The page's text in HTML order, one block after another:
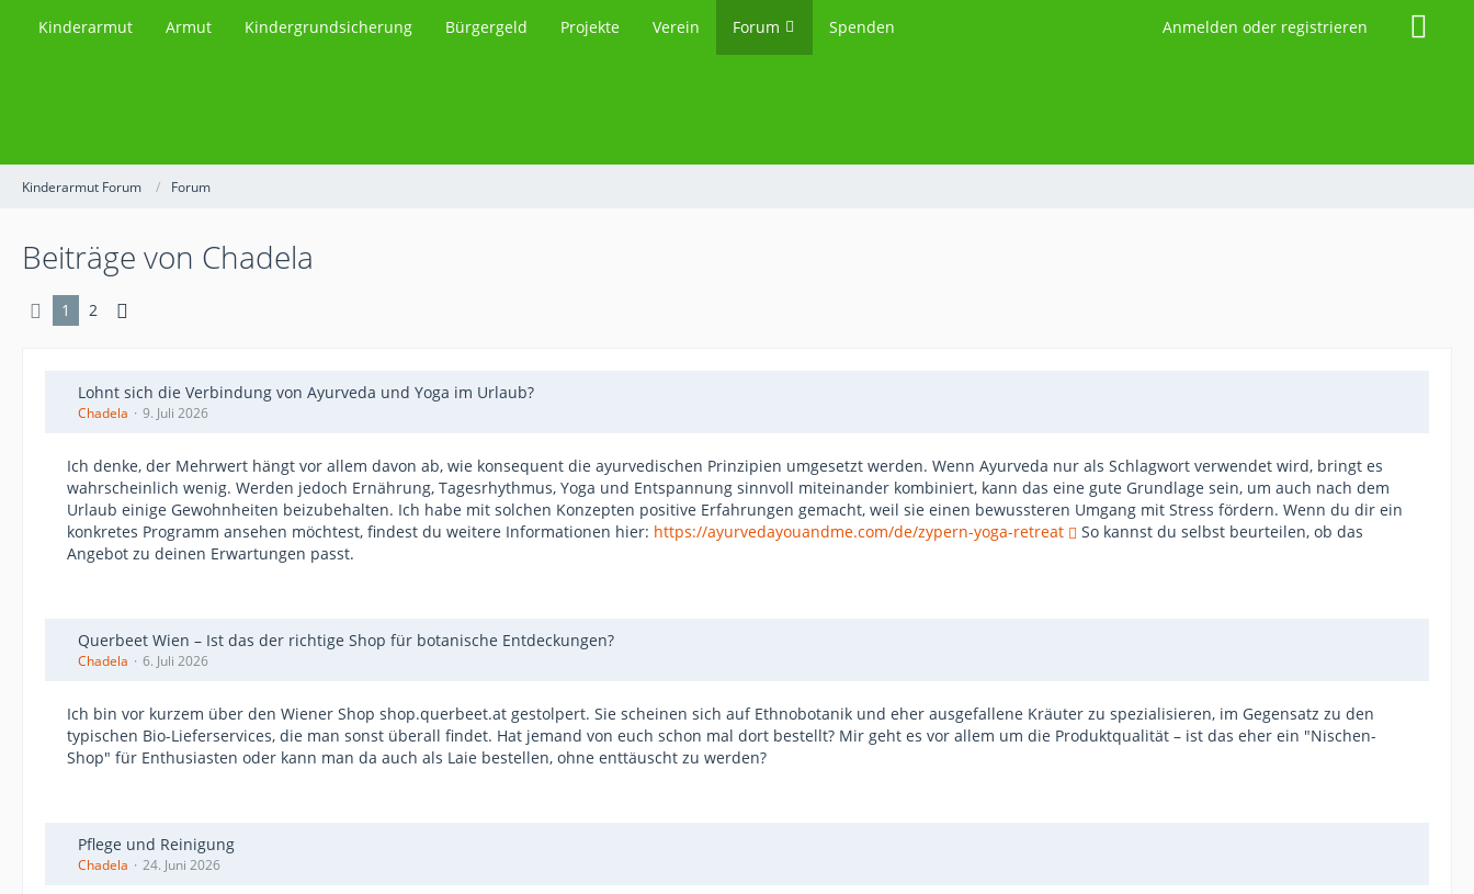
Kinderarmut Armut Kindergrundsicherung Bürgergeld Projekte Verein Forum Spenden Anmelden oder registrieren
Kinderarmut Forum Forum
Beiträge von Chadela
1 2
Lohnt sich die Verbindung von Ayurveda und Yoga im Urlaub?
Chadela 9. Juli 2026
Ich denke, der Mehrwert hängt vor allem davon ab, wie konsequent die ayurvedischen Prinzipien umgesetzt werden. Wenn Ayurveda nur als Schlagwort verwendet wird, bringt es
wahrscheinlich wenig. Werden jedoch Ernährung, Tagesrhythmus, Yoga und Entspannung sinnvoll miteinander kombiniert, kann das eine gute Grundlage sein, um auch nach dem
Urlaub einige Gewohnheiten beizubehalten. Ich habe mit solchen Konzepten positive Erfahrungen gemacht, weil sie einen bewussteren Umgang mit Stress fördern. Wenn du dir ein
konkretes Programm ansehen möchtest, findest du weitere Informationen hier: https://ayurvedayouandme.com/de/zypern-yoga-retreat
So kannst du selbst beurteilen, ob das
Angebot zu deinen Erwartungen passt.
Querbeet Wien – Ist das der richtige Shop für botanische Entdeckungen?
Chadela 6. Juli 2026
Ich bin vor kurzem über den Wiener Shop shop.querbeet.at gestolpert. Sie scheinen sich auf Ethnobotanik und eher ausgefallene Kräuter zu spezialisieren, im Gegensatz zu den
typischen Bio-Lieferservices, die man sonst überall findet. Hat jemand von euch schon mal dort bestellt? Mir geht es vor allem um die Produktqualität – ist das eher ein "Nischen-
Shop" für Enthusiasten oder kann man da auch als Laie bestellen, ohne enttäuscht zu werden?
Pflege und Reinigung
Chadela 24. Juni 2026